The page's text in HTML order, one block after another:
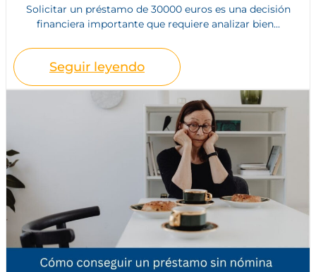
Solicitar un préstamo de 30000 euros es una decisión
financiera importante que requiere analizar bien...
Seguir leyendo